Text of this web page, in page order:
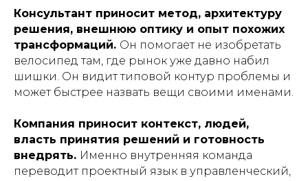
Консультант приносит метод, архитектуру
решения, внешнюю оптику и опыт похожих
трансформаций. Он помогает не изобретать
велосипед там, где рынок уже давно набил
шишки. Он видит типовой контур проблемы и
может быстрее назвать вещи своими именами.
Компания приносит контекст, людей,
власть принятия решений и готовность
внедрять. Именно внутренняя команда
переводит проектный язык в управленческий,